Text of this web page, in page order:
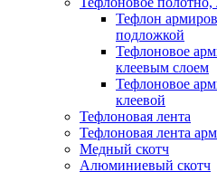
Тефлон
подложкой
Тефлоновое
клеевым слоем
Тефлоновое
клеевой
Тефлоновая лента
Тефлоновая лента
Медный скотч
Алюминиевый скотч